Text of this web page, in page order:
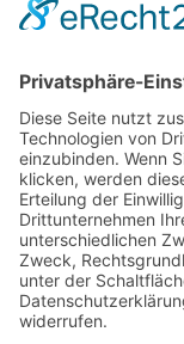
Die Umsetzung der
Herausforderung,
Die aktive
und weiterer
Wärmewende
Ansatz ist dabei die
regelmäßige
Beratungsangebote
motiviert bleiben.
„Ob Fernwärme,
dem Kieler
vor und unterstützen
Über uns